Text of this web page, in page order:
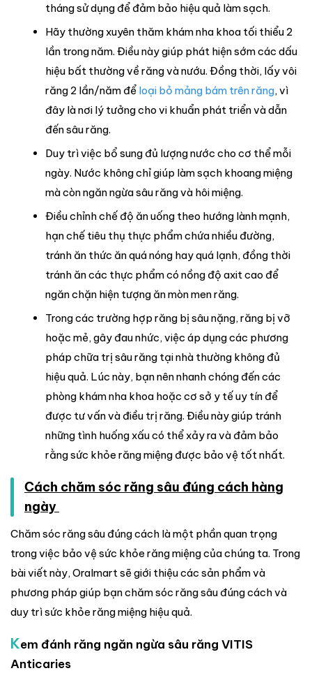
tháng sử dụng để đảm bảo hiệu quả làm sạch.
Hãy thường xuyên thăm khám nha khoa tối thiểu 2
lần trong năm. Điều này giúp phát hiện sớm các dấu
hiệu bất thường về răng và nướu. Đồng thời, lấy vôi
răng 2 lần/năm để loại bỏ mảng bám trên răng, vì
đây là nơi lý tưởng cho vi khuẩn phát triển và dẫn
đến sâu răng.
Duy trì việc bổ sung đủ lượng nước cho cơ thể mỗi
ngày. Nước không chỉ giúp làm sạch khoang miệng
mà còn ngăn ngừa sâu răng và hôi miệng.
Điều chỉnh chế độ ăn uống theo hướng lành mạnh,
hạn chế tiêu thụ thực phẩm chứa nhiều đường,
tránh ăn thức ăn quá nóng hay quá lạnh, đồng thời
tránh ăn các thực phẩm có nồng độ axit cao để
ngăn chặn hiện tượng ăn mòn men răng.
Trong các trường hợp răng bị sâu nặng, răng bị vỡ
hoặc mẻ, gây đau nhức, việc áp dụng các phương
pháp chữa trị sâu răng tại nhà thường không đủ
hiệu quả. Lúc này, bạn nên nhanh chóng đến các
phòng khám nha khoa hoặc cơ sở y tế uy tín để
được tư vấn và điều trị răng. Điều này giúp tránh
những tình huống xấu có thể xảy ra và đảm bảo
rằng sức khỏe răng miệng được bảo vệ tốt nhất.
Cách chăm sóc răng sâu đúng cách hàng
ngày
Chăm sóc răng sâu đúng cách là một phần quan trọng
trong việc bảo vệ sức khỏe răng miệng của chúng ta. Trong
bài viết này, Oralmart sẽ giới thiệu các sản phẩm và
phương pháp giúp bạn chăm sóc răng sâu đúng cách và
duy trì sức khỏe răng miệng hiệu quả.
Kem đánh răng ngăn ngừa sâu răng VITIS
Anticaries